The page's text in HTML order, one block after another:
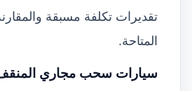
تقديرات تكلفة مسبقة
المتاحة.
سيارات سحب مجاري